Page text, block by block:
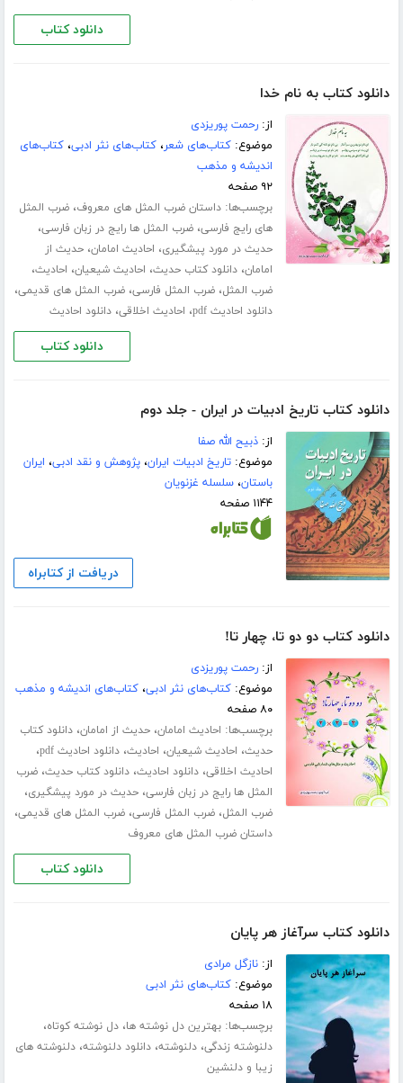
دانلود کتاب
دانلود کتاب به نام خدا
از:رحمت پوریزدی
موضوع:کتاب‌های شعر،کتاب‌های نثر ادبی،کتاب‌های
اندیشه و مذهب
۹۲ صفحه
برچسب‌ها:داستان ضرب المثل های معروف،ضرب المثل
های رایج فارسی،ضرب المثل ها رایج در زبان فارسی،
حدیث در مورد پیشگیری، احادیث امامان،حدیث از
امامان،دانلود کتاب حدیث، احادیث شیعیان، احادیث،
ضرب المثل،ضرب المثل فارسی،ضرب المثل های قدیمی،
دانلود احادیث pdf ، احادیث اخلاقی،دانلود احادیث
دانلود کتاب
دانلود کتاب تاریخ ادبیات در ایران - جلد دوم
از:ذبیح الله صفا
موضوع:تاریخ ادبیات ایران،پژوهش و نقد ادبی، ایران
باستان،سلسله غزنویان
۱۱۴۴ صفحه
دریافت از کتابراه
دانلود کتاب دو دو تا، چهار تا!
از:رحمت پوریزدی
موضوع:کتاب‌های نثر ادبی،کتاب‌های اندیشه و مذهب
۸۰ صفحه
برچسب‌ها: احادیث امامان،حدیث از امامان،دانلود کتاب
حدیث، احادیث شیعیان، احادیث،دانلود احادیث pdf ،
احادیث اخلاقی،دانلود احادیث،دانلود کتاب حدیث،ضرب
المثل ها رایج در زبان فارسی،حدیث در مورد پیشگیری،
ضرب المثل،ضرب المثل فارسی،ضرب المثل های قدیمی،
داستان ضرب المثل های معروف
دانلود کتاب
دانلود کتاب سرآغاز هر پایان
از:نازگل مرادی
موضوع:کتاب‌های نثر ادبی
۱۸ صفحه
برچسب‌ها:بهترین دل نوشته ها،دل نوشته کوتاه،
دلنوشته زندگی،دلنوشته،دانلود دلنوشته،دلنوشته های
زیبا و دلنشین